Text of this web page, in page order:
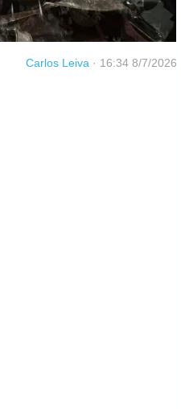
Carlos Leiva · 16:34 8/7/2026